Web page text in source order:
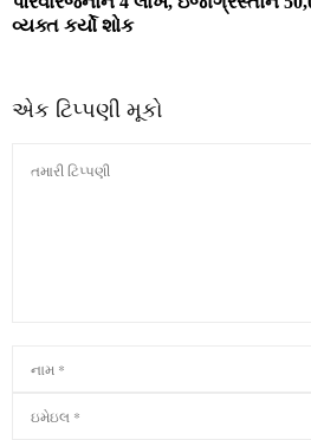
વ્યક્ત કર્યો શોક
એક ટિપ્પણી મૂકો